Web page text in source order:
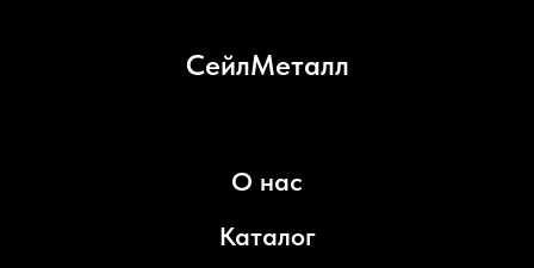
СейлМеталл
О нас
Каталог